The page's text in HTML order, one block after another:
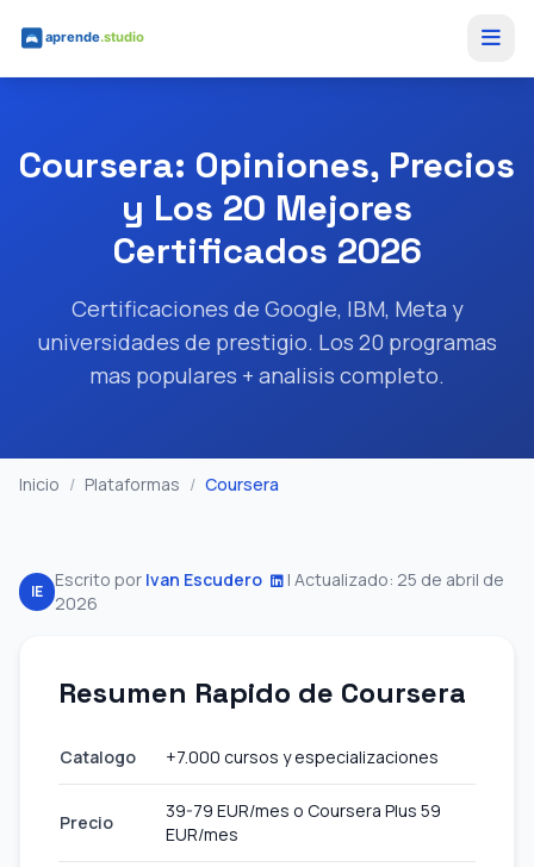
Coursera: Opiniones, Precios
y Los 20 Mejores
Certificados 2026
Certificaciones de Google, IBM, Meta y
universidades de prestigio. Los 20 programas
mas populares + analisis completo.
Inicio / Plataformas / Coursera
IE
Escrito por Ivan Escudero | Actualizado: 25 de abril de
2026
Resumen Rapido de Coursera
Catalogo +7.000 cursos y especializaciones
Precio
39-79 EUR/mes o Coursera Plus 59
EUR/mes